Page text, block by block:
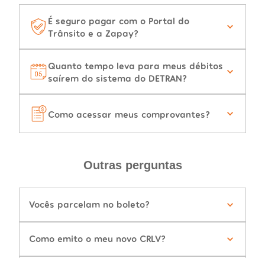
É seguro pagar com o Portal do
Trânsito e a Zapay?
Quanto tempo leva para meus débitos
saírem do sistema do DETRAN?
Como acessar meus comprovantes?
Outras perguntas
Vocês parcelam no boleto?
Como emito o meu novo CRLV?